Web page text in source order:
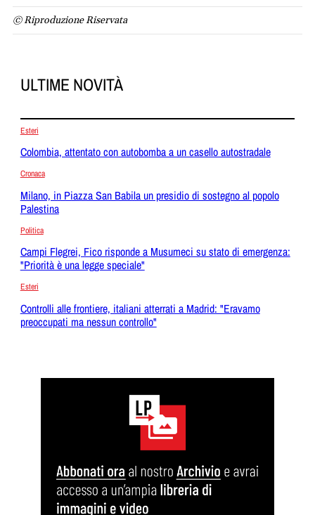
© Riproduzione Riservata
ULTIME NOVITÀ
Esteri
Colombia, attentato con autobomba a un casello autostradale
Cronaca
Milano, in Piazza San Babila un presidio di sostegno al popolo
Palestina
Politica
Campi Flegrei, Fico risponde a Musumeci su stato di emergenza:
"Priorità è una legge speciale"
Esteri
Controlli alle frontiere, italiani atterrati a Madrid: "Eravamo
preoccupati ma nessun controllo"